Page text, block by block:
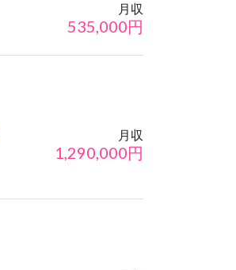
月収
535,000円
月収
1,290,000円